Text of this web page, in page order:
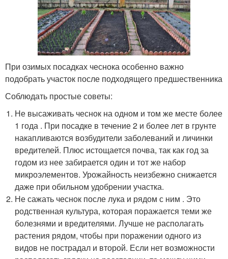
При озимых посадках чеснока особенно важно
подобрать участок после подходящего предшественника
Соблюдать простые советы:
Не высаживать чеснок на одном и том же месте более
1 года . При посадке в течение 2 и более лет в грунте
накапливаются возбудители заболеваний и личинки
вредителей. Плюс истощается почва, так как год за
годом из нее забирается один и тот же набор
микроэлементов. Урожайность неизбежно снижается
даже при обильном удобрении участка.
Не сажать чеснок после лука и рядом с ним . Это
родственная культура, которая поражается теми же
болезнями и вредителями. Лучше не располагать
растения рядом, чтобы при поражении одного из
видов не пострадал и второй. Если нет возможности